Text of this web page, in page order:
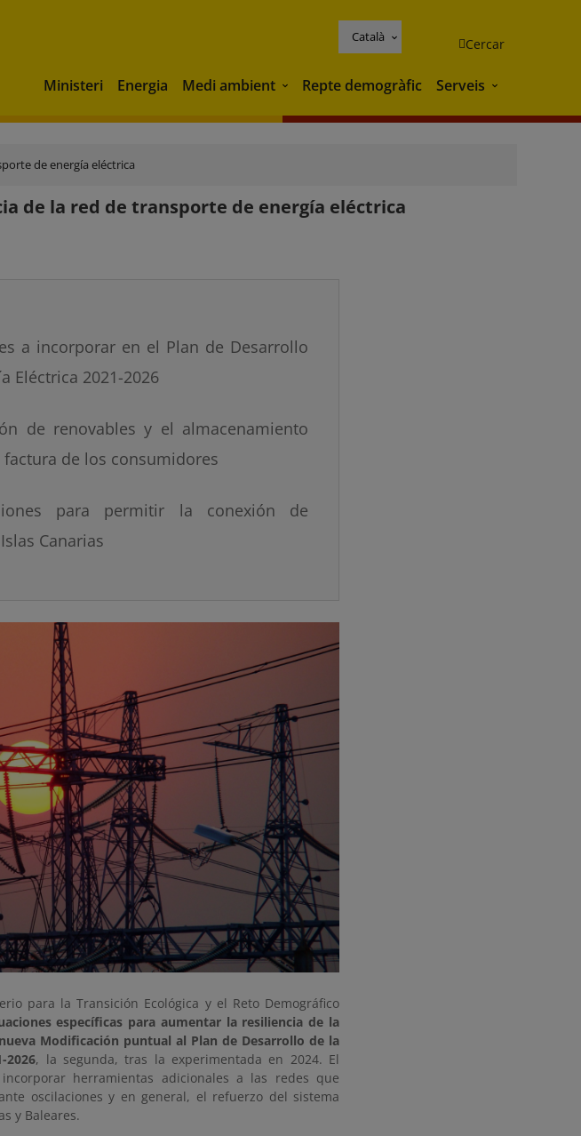
Català Cercar
Ministeri Energia Medi ambient Medi ambient
Repte demogràfic Serveis Serveis
de energía eléctrica
de la red de transporte de energía eléctrica
a incorporar en el Plan de Desarrollo
Eléctrica 2021-2026
de renovables y el almacenamiento
de los consumidores
para permitir la conexión de
Canarias
para la Transición Ecológica y el Reto Demográfico
específicas para aumentar la resiliencia de la
Modificación puntual al Plan de Desarrollo de la
2026, la segunda, tras la experimentada en 2024. El
herramientas adicionales a las redes que
oscilaciones y en general, el refuerzo del sistema
y Baleares.